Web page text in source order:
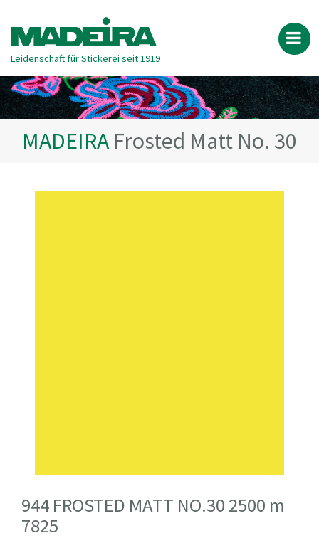
Leidenschaft für Stickerei seit 1919
MADEIRA Frosted Matt No. 30
944 FROSTED MATT NO.30 2500 m
7825